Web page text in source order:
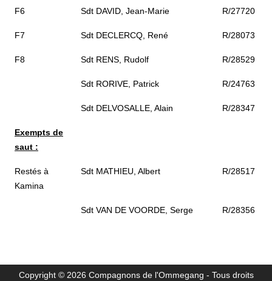
F6 Sdt DAVID, Jean-Marie R/27720
F7 Sdt DECLERCQ, René R/28073
F8 Sdt RENS, Rudolf R/28529
Sdt RORIVE, Patrick R/24763
Sdt DELVOSALLE, Alain R/28347
Exempts de
saut :
Restés à
Kamina
Sdt MATHIEU, Albert R/28517
Sdt VAN DE VOORDE, Serge R/28356
Copyright © 2026 Compagnons de l'Ommegang - Tous droits